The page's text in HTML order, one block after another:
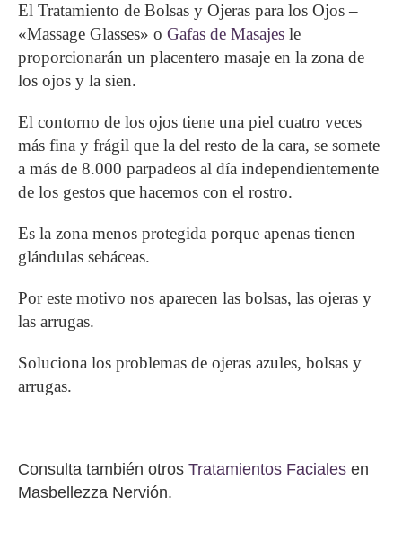
El Tratamiento de Bolsas y Ojeras para los Ojos –
«Massage Glasses» o Gafas de Masajes le
proporcionarán un placentero masaje en la zona de
los ojos y la sien.
El contorno de los ojos tiene una piel cuatro veces
más fina y frágil que la del resto de la cara, se somete
a más de 8.000 parpadeos al día independientemente
de los gestos que hacemos con el rostro.
Es la zona menos protegida porque apenas tienen
glándulas sebáceas.
Por este motivo nos aparecen las bolsas, las ojeras y
las arrugas.
Soluciona los problemas de ojeras azules, bolsas y
arrugas.
Consulta también otros Tratamientos Faciales en
Masbellezza Nervión.